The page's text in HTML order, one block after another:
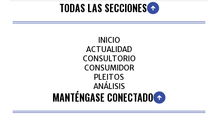
TODAS LAS SECCIONES
INICIO
ACTUALIDAD
CONSULTORIO
CONSUMIDOR
PLEITOS
ANÁLISIS
MANTÉNGASE CONECTADO